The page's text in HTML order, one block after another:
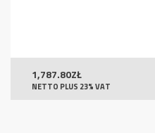
1,787.80ZŁ
NETTO PLUS 23% VAT